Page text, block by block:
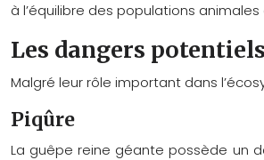
à l’équilibre des populations
Les dangers
Malgré leur rôle important dans
Piqûre
La guêpe reine géante possède un